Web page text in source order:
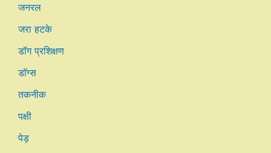
जनरल
जरा हटके
डॉग प्रशिक्षण
डॉग्स
तकनीक
पक्षी
पेड़